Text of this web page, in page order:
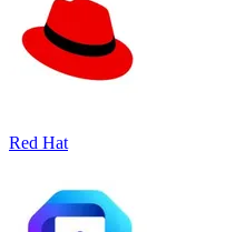
Red Hat